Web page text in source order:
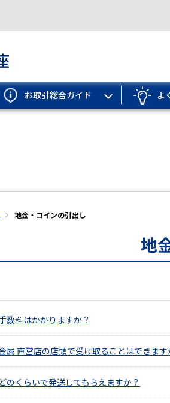
お取引総合ガイド よ
地金・コインの引出し
地
数料はかかりますか？
属 直営店の店頭で受け取ることはできます
のくらいで発送してもらえますか？